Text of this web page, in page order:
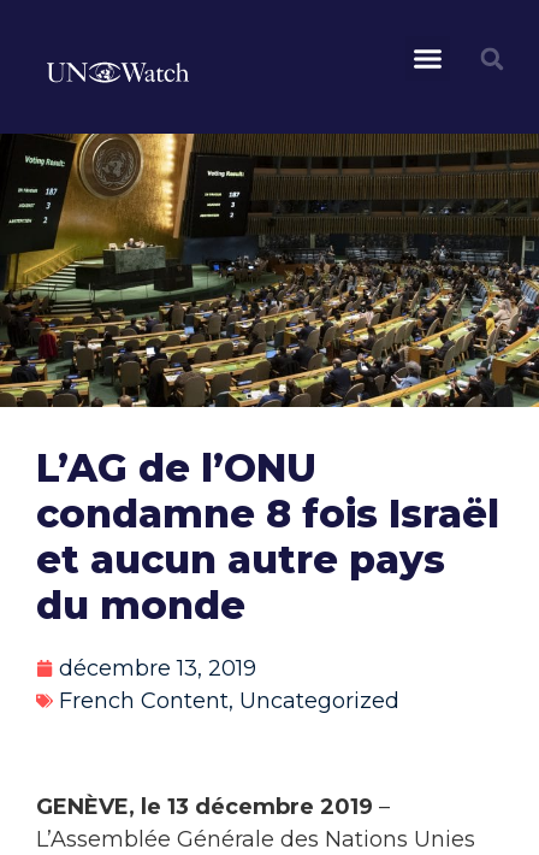
L’AG de l’ONU
condamne 8 fois Israël
et aucun autre pays
du monde
décembre 13, 2019
French Content, Uncategorized
GENÈVE, le 13 décembre 2019 –
L’Assemblée Générale des Nations Unies